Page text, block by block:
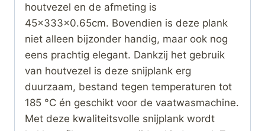
houtvezel en de afmeting is
45x333x0.65cm. Bovendien is deze plank
niet alleen bijzonder handig, maar ook nog
eens prachtig elegant. Dankzij het gebruik
van houtvezel is deze snijplank erg
duurzaam, bestand tegen temperaturen tot
185 °C én geschikt voor de vaatwasmachine.
Met deze kwaliteitsvolle snijplank wordt